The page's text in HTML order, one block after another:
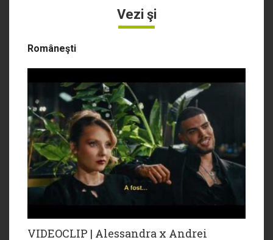
Vezi şi
Româneşti
VIDEOCLIP | Alessandra x Andrei